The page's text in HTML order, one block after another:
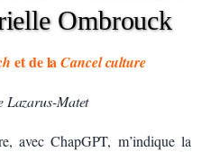
Ombrouck
et de laCancel culture
Lazarus-Matet
avec ChapGPT, m’indique la